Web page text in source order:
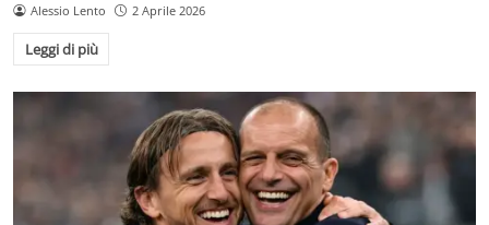
Alessio Lento 2 Aprile 2026
Leggi di più